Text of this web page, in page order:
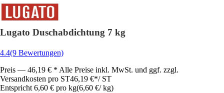
Lugato Duschabdichtung 7 kg
4.4(9 Bewertungen)
Preis — 46,19 € * Alle Preise inkl. MwSt. und ggf. zzgl.
Versandkosten pro ST46,19 €*/ ST
Entspricht 6,60 € pro kg(6,60 €/ kg)